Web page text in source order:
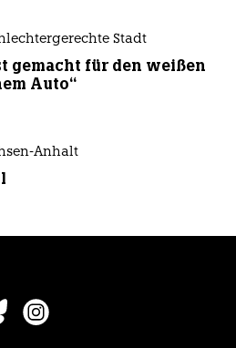
Stadt
gemacht für den weißen
Auto“
Anhalt